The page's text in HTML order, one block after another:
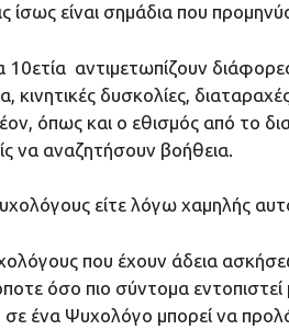
είναι σημάδια που
10ετία αντιμετωπίζουν
δυσκολίες,
όπως και ο εθισμός από το
να αναζητήσουν βοήθεια.
είτε λόγω χαμηλής
που έχουν άδεια
όσο πιο σύντομα
σε ένα Ψυχολόγο μπορεί να